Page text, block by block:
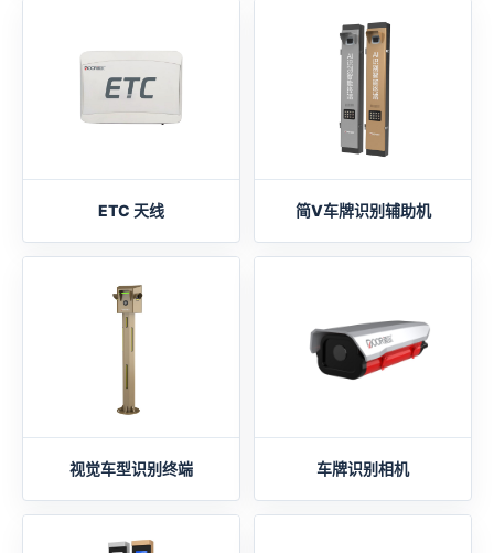
ETC 天线 简V车牌识别辅助机
视觉车型识别终端 车牌识别相机